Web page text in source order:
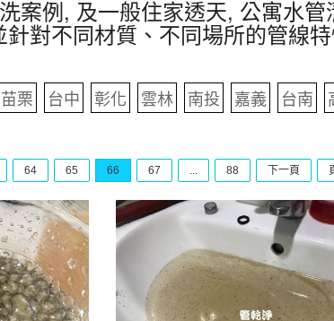
例, 及一般住家透天, 公寓水
對不同材質、不同場所的管線
苗栗 台中 彰化 雲林 南投 嘉義 台南
64 65 66 67 ... 88 下一頁